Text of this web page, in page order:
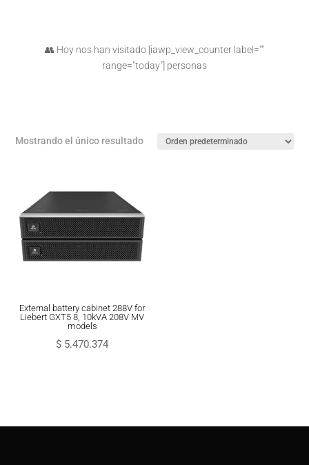
👥 Hoy nos han visitado [iawp_view_counter label=""
range="today"] personas
Mostrando el único resultado
External battery cabinet 288V for
Liebert GXT5 8, 10kVA 208V MV
models
$ 5.470.374